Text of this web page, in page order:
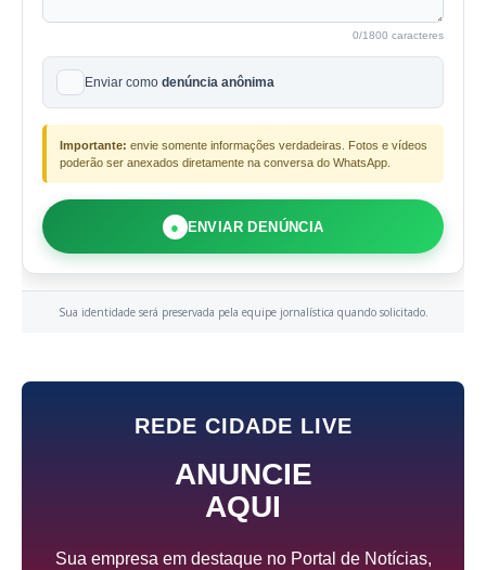
0/1800 caracteres
Enviar como denúncia anônima
Importante: envie somente informações verdadeiras. Fotos e vídeos
poderão ser anexados diretamente na conversa do WhatsApp.
● ENVIAR DENÚNCIA
Sua identidade será preservada pela equipe jornalística quando solicitado.
REDE CIDADE LIVE
ANUNCIE
AQUI
Sua empresa em destaque no Portal de Notícias,